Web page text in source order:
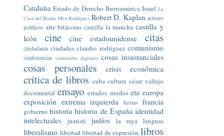
Cataluña Estado de Derecho Iberoamérica Israel La
Casa del Barrio Men Rodríguez Robert D. Kaplan actores
políticos arte bitácoras castilla la mancha castilla y
león
cine cine estadounidense citas
ciudadanía ciudades claudio rodríguez comunismo
conferencias contenidos digitales cosas insustanciales
cosas personales crisis económica
crítica de libros cuba cultura césar vallejo
documental ensayo estados unidos eta europa
exposición extrema izquierda fiestas francia
gobierno historia historia de España identidad
intelectuales
juaristi judíos la raya lenguas
liberalismo libertad libertad de expresión libros